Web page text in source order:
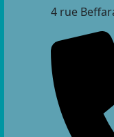
4 rue